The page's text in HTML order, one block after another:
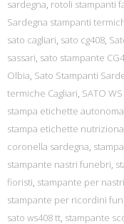
sardegna, rotoli stampanti
Sardegna stampanti
sato cagliari, sato cg408,
sassari, sato stampante
Olbia, Sato Stampanti
termiche Cagliari, SATO
stampa etichette autonoma
stampa etichette
coronella sardegna,
stampante nastri funebri,
fioristi, stampante per
stampante per ricordini
sato ws408 tt, stampante